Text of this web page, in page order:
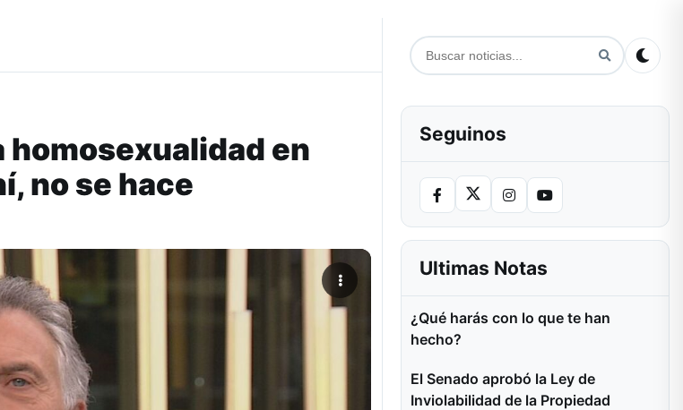
homosexualidad en
no se hace
Seguinos
Ultimas Notas
¿Qué harás con lo que te han
hecho?
El Senado aprobó la Ley de
Inviolabilidad de la Propiedad